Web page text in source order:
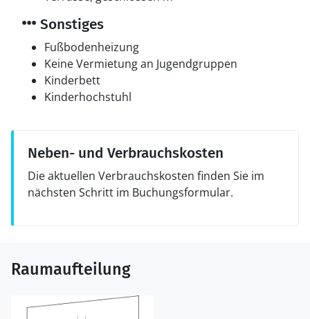
Sonstiges
Fußbodenheizung
Keine Vermietung an Jugendgruppen
Kinderbett
Kinderhochstuhl
Neben- und Verbrauchskosten
Die aktuellen Verbrauchskosten finden Sie im
nächsten Schritt im Buchungsformular.
Raumaufteilung